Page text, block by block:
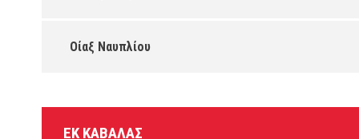
Οίαξ Ναυπλίου
ΕΚ ΚΑΒΆΛΑΣ